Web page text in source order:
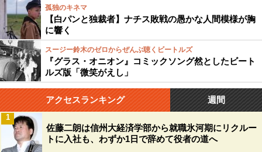
孤独のキネマ
【白パンと独裁者】ナチス敗戦の愚かな人間模様が胸
に響く
スージー鈴木のゼロからぜんぶ聴くビートルズ
『グラス・オニオン』コミックソング然としたビート
ルズ版「微笑がえし」
アクセスランキング 週間
佐藤二朗は信州大経済学部から就職氷河期にリクルー
トに入社も、わずか1日で辞めて役者の道へ
1